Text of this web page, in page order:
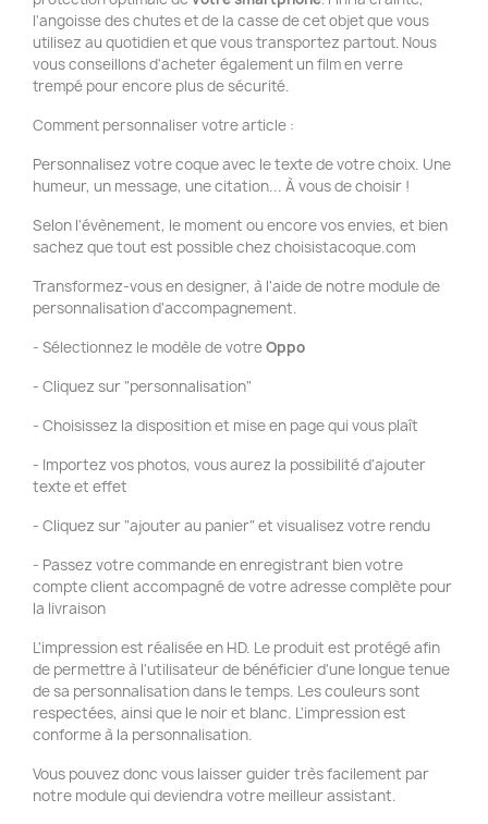
l'angoisse des chutes et de la casse de cet objet que vous
utilisez au quotidien et que vous transportez partout. Nous
vous conseillons d'acheter également un film en verre
trempé pour encore plus de sécurité.
Comment personnaliser votre article :
Personnalisez votre coque avec le texte de votre choix. Une
humeur, un message, une citation... À vous de choisir !
Selon l'évènement, le moment ou encore vos envies, et bien
sachez que tout est possible chez choisistacoque.com
Transformez-vous en designer, à l'aide de notre module de
personnalisation d'accompagnement.
- Sélectionnez le modèle de votreOppo
- Cliquez sur "personnalisation"
- Choisissez la disposition et mise en page qui vous plaît
- Importez vos photos, vous aurez la possibilité d'ajouter
texte et effet
- Cliquez sur "ajouter au panier" et visualisez votre rendu
- Passez votre commande en enregistrant bien votre
compte client accompagné de votre adresse complète pour
la livraison
L'impression est réalisée en HD. Le produit est protégé afin
de permettre à l'utilisateur de bénéficier d'une longue tenue
de sa personnalisation dans le temps. Les couleurs sont
respectées, ainsi que le noir et blanc. L'impression est
conforme à la personnalisation.
Vous pouvez donc vous laisser guider très facilement par
notre module qui deviendra votre meilleur assistant.